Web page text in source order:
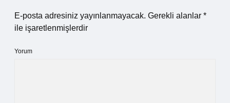
E-posta adresiniz yayınlanmayacak. Gerekli alanlar *
ile işaretlenmişlerdir
Yorum